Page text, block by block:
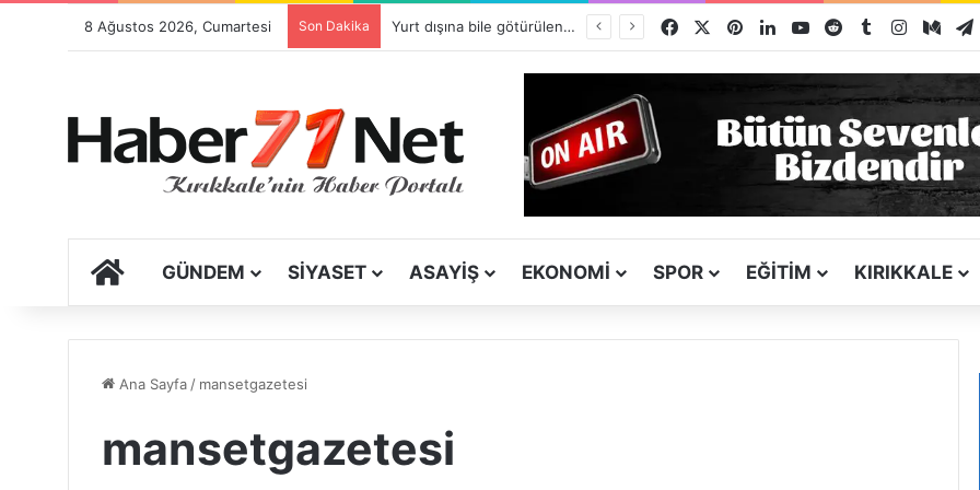
8 Ağustos 2026, Cumartesi Son Dakika Yurt dışına bile götürülen Kırıkkale simidi listede neden yok? Facebook PinterestLinkedInYouTubeRedditTumblrInstagram
ANA SAYFA
GÜNDEM SIYASET ASAYIŞ EKONOMI SPOR EĞITIM KIRIKKALE
Ana Sayfa/ mansetgazetesi
mansetgazetesi